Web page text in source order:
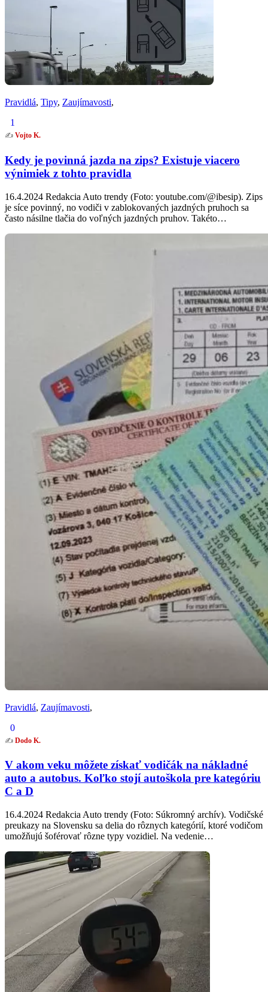
Pravidlá, Tipy, Zaujímavosti,
1
✍️ Vojto K.
Kedy je povinná jazda na zips? Existuje viacero
výnimiek z tohto pravidla
16.4.2024 Redakcia Auto trendy (Foto: youtube.com/@ibesip). Zips
je síce povinný, no vodiči v zablokovaných jazdných pruhoch sa
často násilne tlačia do voľných jazdných pruhov. Takéto…
Pravidlá, Zaujímavosti,
0
✍️ Dodo K.
V akom veku môžete získať vodičák na nákladné
auto a autobus. Koľko stojí autoškola pre kategóriu
C a D
16.4.2024 Redakcia Auto trendy (Foto: Súkromný archív). Vodičské
preukazy na Slovensku sa delia do rôznych kategórií, ktoré vodičom
umožňujú šoférovať rôzne typy vozidiel. Na vedenie…